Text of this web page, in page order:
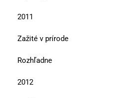
2011
Zažité v prírode
Rozhľadne
2012